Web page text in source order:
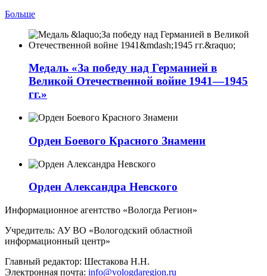
Больше
Медаль «За победу над Германией в
Великой Отечественной войне 1941—1945
гг.»
Орден Боевого Красного Знамени
Орден Александра Невского
Информационное агентство «Вологда Регион»
Учредитель: АУ ВО «Вологодский областной
информационный центр»
Главный редактор: Шестакова Н.Н.
Электронная почта: info@vologdaregion.ru